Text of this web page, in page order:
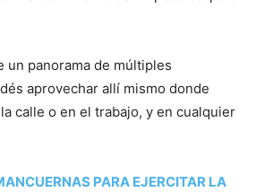
un panorama de múltiples
aprovechar allí mismo donde
calle o en el trabajo, y en cualquier
PARA EJERCITAR LA